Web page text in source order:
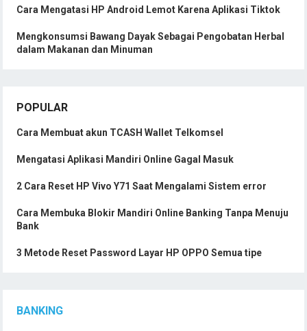
Cara Mengatasi HP Android Lemot Karena Aplikasi Tiktok
Mengkonsumsi Bawang Dayak Sebagai Pengobatan Herbal
dalam Makanan dan Minuman
POPULAR
Cara Membuat akun TCASH Wallet Telkomsel
Mengatasi Aplikasi Mandiri Online Gagal Masuk
2 Cara Reset HP Vivo Y71 Saat Mengalami Sistem error
Cara Membuka Blokir Mandiri Online Banking Tanpa Menuju
Bank
3 Metode Reset Password Layar HP OPPO Semua tipe
BANKING